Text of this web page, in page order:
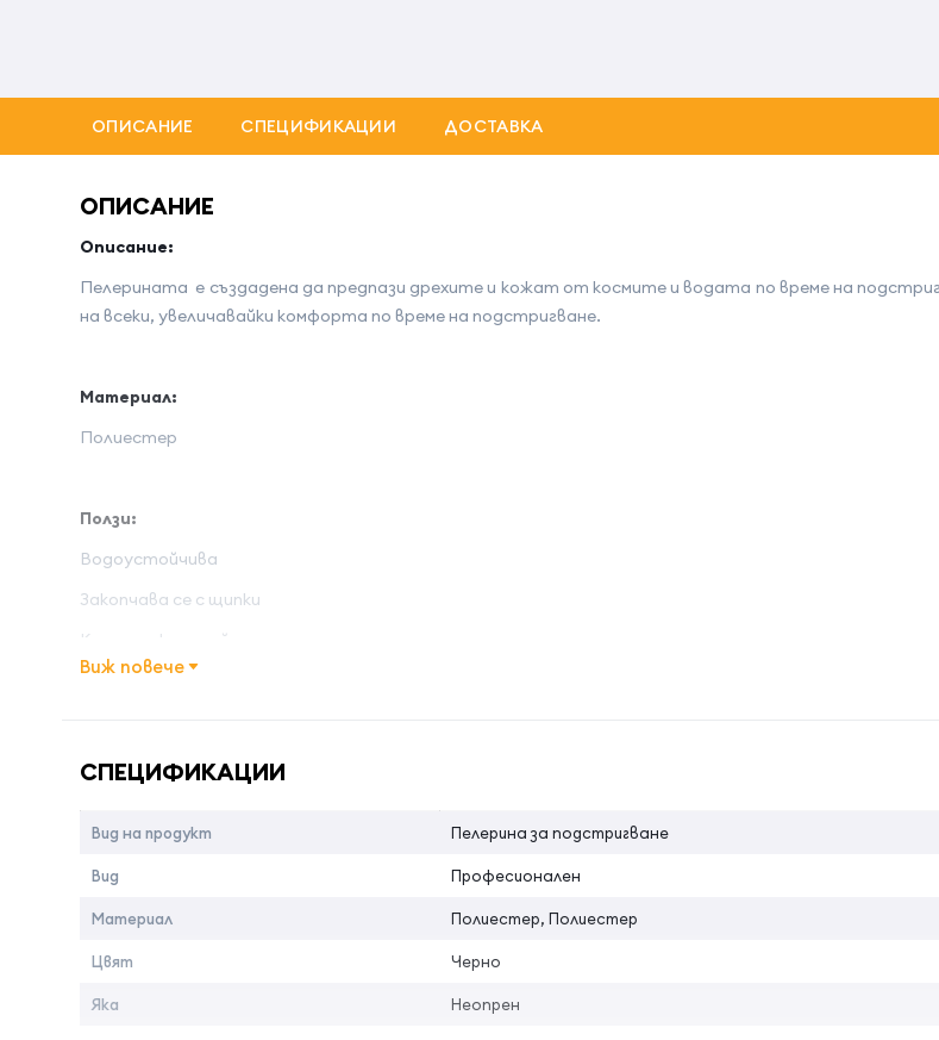
ОПИСАНИЕ СПЕЦИФИКАЦИИ ДОСТАВКА
ОПИСАНИЕ
Описание:
Пелерината е създадена да предпази дрехите и кожат от космите и водата по време на
на всеки, увеличавайки комфорта по време на подстригване.
Материал:
Полиестер
Ползи:
Водоустойчива
Закопчава се с щипки
Класически дизайн
Виж повече
СПЕЦИФИКАЦИИ
Вид на продукт Пелерина за подстригване
Вид Професионален
Материал Полиестер, Полиестер
Цвят Черно
Яка Неопрен